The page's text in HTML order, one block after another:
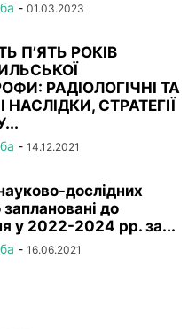
- 01.03.2023
П’ЯТЬ РОКІВ
РАДІОЛОГІЧНІ ТА
СТРАТЕГІЇ
- 14.12.2021
дослідних
заплановані до
у 2022-2024 рр. за...
- 16.06.2021